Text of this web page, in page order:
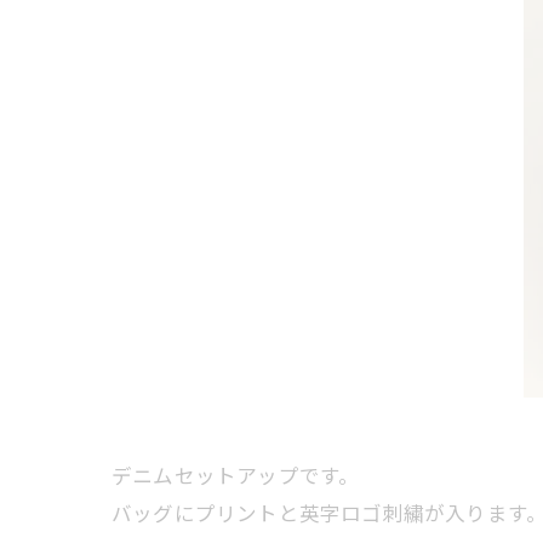
デニムセットアップです。
バッグにプリントと英字ロゴ刺繍が入ります